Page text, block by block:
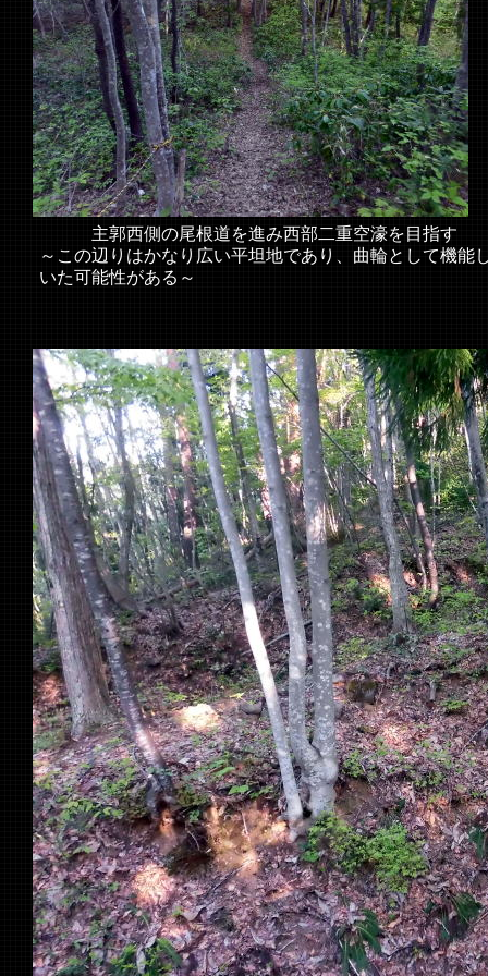
主郭西側の尾根道を進み西部二重空濠を目指す
～この辺りはかなり広い平坦地であり、曲輪として機能
いた可能性がある～